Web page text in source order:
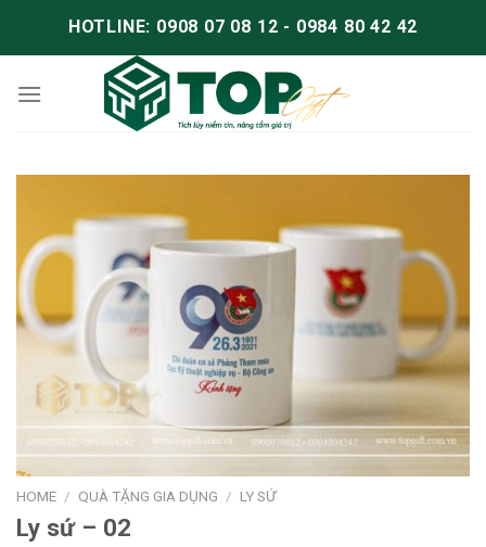
HOTLINE: 0908 07 08 12 - 0984 80 42 42
HOME / QUÀ TẶNG GIA DỤNG / LY SỨ
Ly sứ – 02